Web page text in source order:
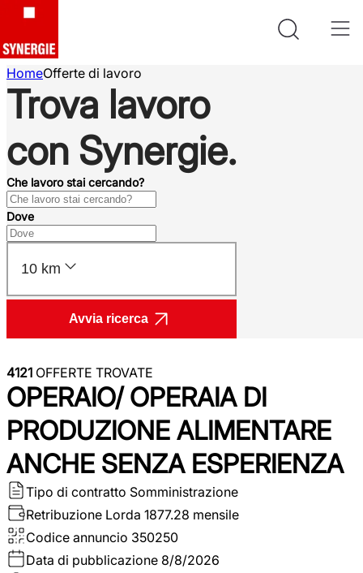
HomeOfferte di lavoro
Trova lavoro
con Synergie.
Che lavoro stai cercando?
Dove
10 km
Avvia ricerca
4121 OFFERTE TROVATE
OPERAIO/ OPERAIA DI
PRODUZIONE ALIMENTARE
ANCHE SENZA ESPERIENZA
Tipo di contratto Somministrazione
Retribuzione Lorda 1877.28 mensile
Codice annuncio 350250
Data di pubblicazione 8/8/2026